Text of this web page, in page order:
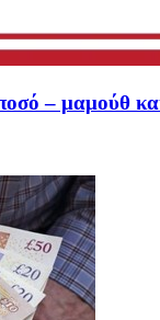
– μαμούθ